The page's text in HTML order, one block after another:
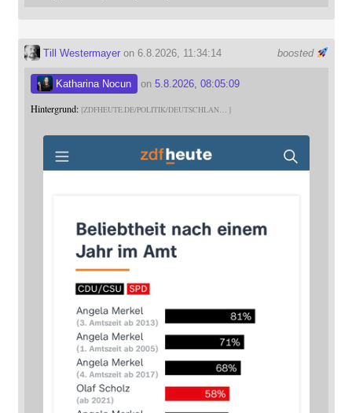
boosted
Till Westermayeron 6.8.2026, 11:34:14
Katharina Nocun on 5.8.2026, 08:05:09
Hintergrund: ZDFHEUTE.DE/POLITIK/DEUTSCHLAN